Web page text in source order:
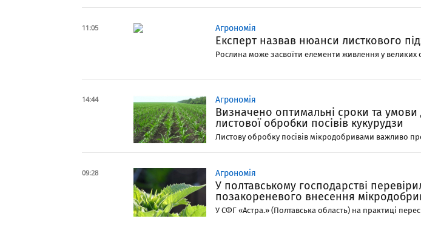
11:05 Агрономія
Експерт назвав нюанси листкового
Рослина може засвоїти елементи живлення у великих
14:44 Агрономія
Визначено оптимальні сроки та
листової обробки посівів кукурудзи
Листову обробку посівів мікродобривами важливо
09:28 Агрономія
У полтавському господарстві
позакореневого внесення
У СФГ «Астра.» (Полтавська область) на практиці